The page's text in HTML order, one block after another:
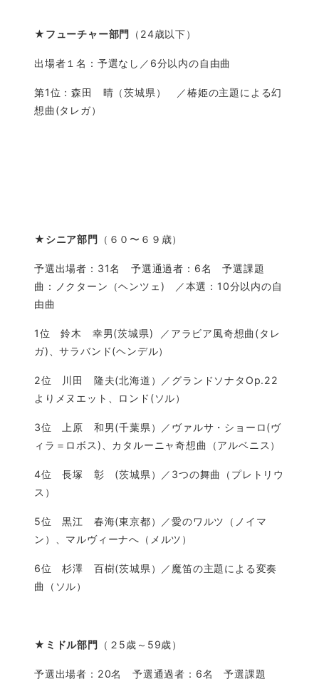
★ フューチャー部門 （24歳以下）
出場者１名：予選なし／6分以内の自由曲
第1位：森田 晴（茨城県） ／椿姫の主題による幻
想曲(タレガ）
★ シニア部門 （６０〜６９歳）
予選出場者：31名 予選通過者：6名 予選課題
曲：ノクターン（ヘンツェ) ／本選：10分以内の自
由曲
1位 鈴木 幸男(茨城県) ／アラビア風奇想曲(タレ
ガ)、サラバンド(ヘンデル）
2位 川田 隆夫(北海道）／グランドソナタOp.22
よりメヌエット、ロンド(ソル）
3位 上原 和男(千葉県）／ヴァルサ・ショーロ(ヴ
ィラ＝ロボス)、カタルーニャ奇想曲（アルベニス）
4位 長塚 彰 (茨城県）／3つの舞曲（プレトリウ
ス）
5位 黒江 春海(東京都）／愛のワルツ（ノイマ
ン）、マルヴィーナへ（メルツ）
6位 杉澤 百樹(茨城県）／魔笛の主題による変奏
曲（ソル）
★ ミドル部門 （２5歳～59歳）
予選出場者：20名 予選通過者：6名 予選課題